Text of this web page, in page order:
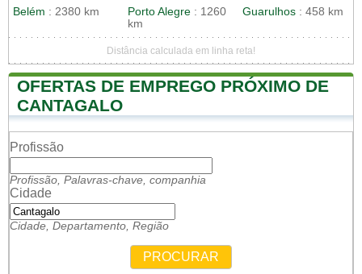
Belém : 2380 km Porto Alegre : 1260
km
Guarulhos : 458 km
Distância calculada em linha reta!
OFERTAS DE EMPREGO PRÓXIMO DE
CANTAGALO
Profissão
Profissão, Palavras-chave, companhia
Cidade
Cidade, Departamento, Região
PROCURAR